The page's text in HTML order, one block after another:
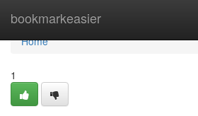
bookmarkeasier
Home
Home
1